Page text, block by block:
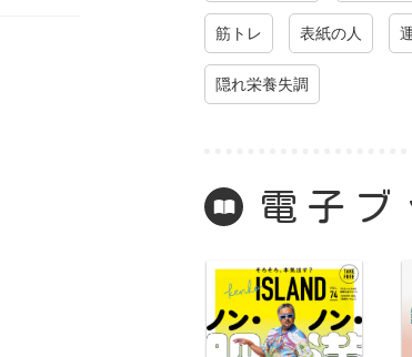
筋トレ 表紙の人
隠れ栄養失調
電子ブ